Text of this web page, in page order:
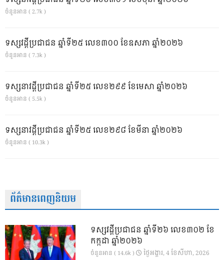
ចំនួនអាន ( 2.7k )
ទស្សវដ្តីប្រជាជន ឆ្នាំទី២៥ លេខ៣០០ ខែឧសភា ឆ្នាំ២០២៦
ចំនួនអាន ( 7.3k )
ទស្សនាវដ្ដីប្រជាជន ឆ្នាំទី២៥ លេខ២៩៩ ខែមេសា ឆ្នាំ២០២៦
ចំនួនអាន ( 5.5k )
ទស្សនាវដ្ដីប្រជាជន ឆ្នាំទី២៥ លេខ២៩៨ ខែមីនា ឆ្នាំ២០២៦
ចំនួនអាន ( 10.3k )
ព័ត៌មានពេញនិយម
ទស្សវដ្តីប្រជាជន ឆ្នាំទី២៦ លេខ៣០២ ខែ
កក្កដា ឆ្នាំ២០២៦
ចំនួនអាន ( 14.6k ) ថ្ងៃ​អង្គារ, 4 ខែ​សីហា, 2026